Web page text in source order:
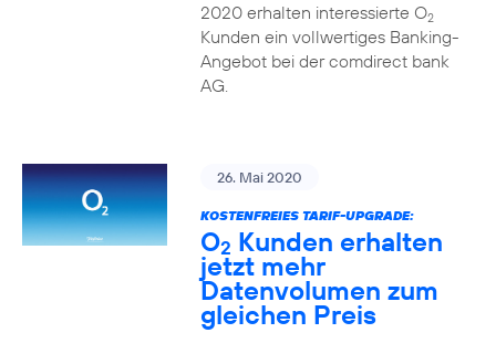
2020 erhalten interessierte O2
Kunden ein vollwertiges Banking-
Angebot bei der comdirect bank
AG.
26. Mai 2020
KOSTENFREIES TARIF-UPGRADE:
O2 Kunden erhalten
jetzt mehr
Datenvolumen zum
gleichen Preis